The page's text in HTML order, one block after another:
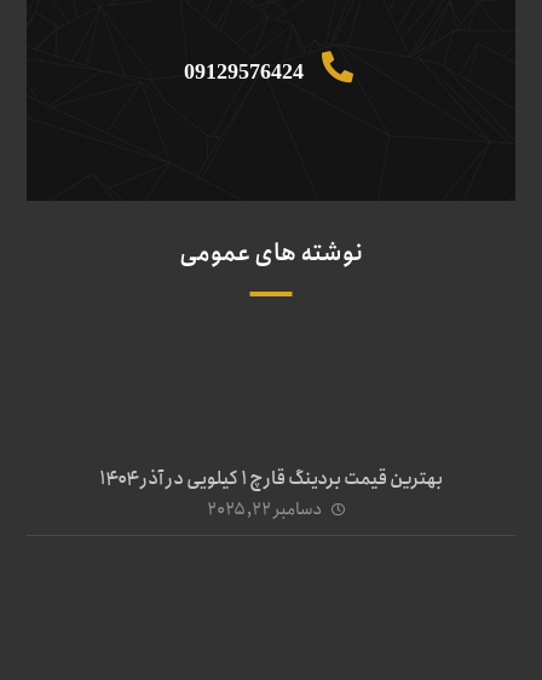
09129576424
نوشته های عمومی
بهترین قیمت بردینگ قارچ 1 کیلویی در آذر ۱۴۰۴
دسامبر ۲۲, ۲۰۲۵